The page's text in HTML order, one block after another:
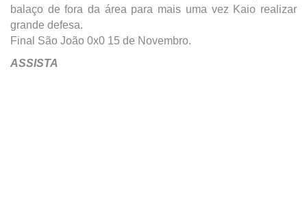
balaço de fora da área para mais uma vez Kaio realizar
grande defesa.
Final São João 0x0 15 de Novembro.
ASSISTA